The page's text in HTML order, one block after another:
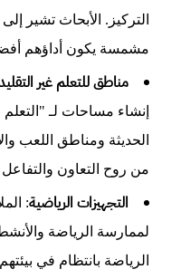
التركيز. الأبحاث تشير
مشمسة يكون أداؤهم
مناطق للتعلم غير
إنشاء مساحات لـ
الحديثة ومناطق اللعب
من روح التعاون
التجهيزات الرياضية:
لممارسة الرياضة
الرياضة بانتظام في